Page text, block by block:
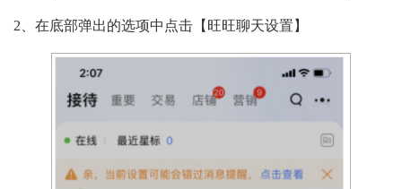
2、在底部弹出的选项中点击【旺旺聊天设置】